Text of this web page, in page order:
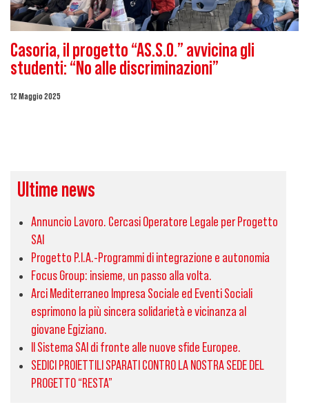
Casoria, il progetto “AS.S.O.” avvicina gli
studenti: “No alle discriminazioni”
12 Maggio 2025
Ultime news
Annuncio Lavoro. Cercasi Operatore Legale per Progetto
SAI
Progetto P.I.A.-Programmi di integrazione e autonomia
Focus Group: insieme, un passo alla volta.
Arci Mediterraneo Impresa Sociale ed Eventi Sociali
esprimono la più sincera solidarietà e vicinanza al
giovane Egiziano.
Il Sistema SAI di fronte alle nuove sfide Europee.
SEDICI PROIETTILI SPARATI CONTRO LA NOSTRA SEDE DEL
PROGETTO “RESTA”